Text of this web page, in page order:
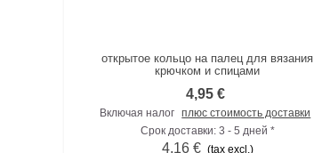
К сравнению
открытое кольцо на палец для вязания
крючком и спицами
4,95 €
Включая налог плюс стоимость доставки
Срок доставки: 3 - 5 дней *
4,16 € (tax excl.)